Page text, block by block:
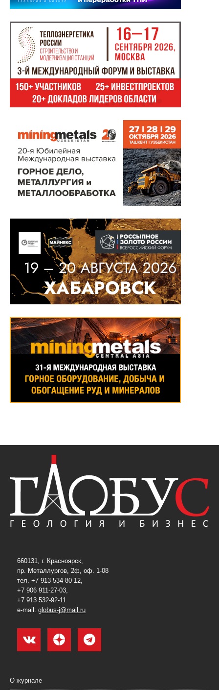
660131, г. Красноярск,
пр. Металлургов, 2ф, оф. 1-08
тел. +7 913 534-80-12,
+7 906 911-27-03,
+7 913 532-92-11
e-mail: globus-j@mail.ru
О журнале